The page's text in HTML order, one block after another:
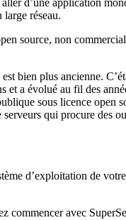
large réseau.
source, non
bien plus ancienne.
a évolué au fil des
sous licence
qui procure des
d’exploitation de
commencer avec